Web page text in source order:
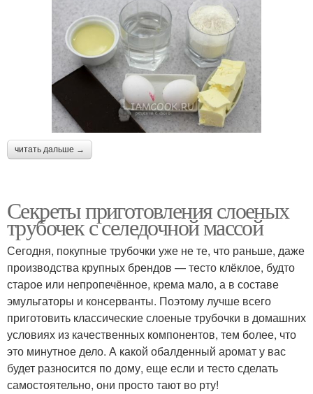
читать дальше →
Секреты приготовления слоеных
трубочек с селедочной массой
Сегодня, покупные трубочки уже не те, что раньше, даже
производства крупных брендов — тесто клёклое, будто
старое или непропечённое, крема мало, а в составе
эмульгаторы и консерванты. Поэтому лучше всего
приготовить классические слоеные трубочки в домашних
условиях из качественных компонентов, тем более, что
это минутное дело. А какой обалденный аромат у вас
будет разносится по дому, еще если и тесто сделать
самостоятельно, они просто тают во рту!